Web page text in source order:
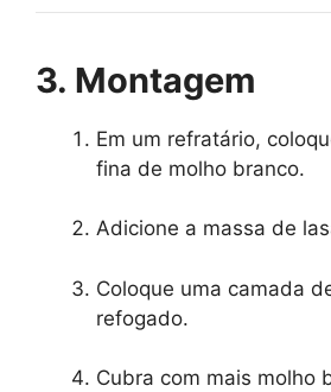
3. Montagem
Em um refratário,
fina de molho branco.
Adicione a massa de
Coloque uma camada
refogado.
Cubra com mais molho